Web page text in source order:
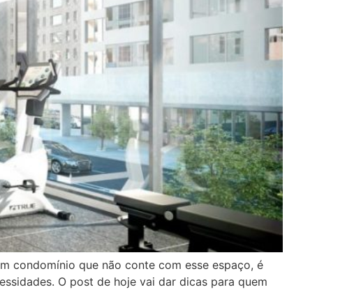
condomínio que não conte com esse espaço, é
O post de hoje vai dar dicas para quem